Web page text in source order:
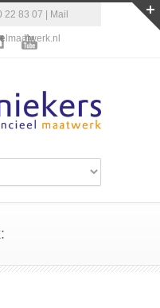
83 07 | Mail